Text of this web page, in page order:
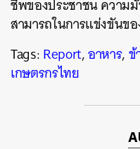
ชีพของประชาชน ความ
สามารถในการแข่งขันข
Tags:Report,อาหาร,ข้
เกษตรกรไทย